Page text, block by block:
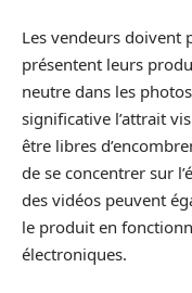
Les vendeurs doivent
présentent leurs
neutre dans les
significative l’attrait
être libres
de se concentrer sur
des vidéos peuvent
le produit en
électroniques.